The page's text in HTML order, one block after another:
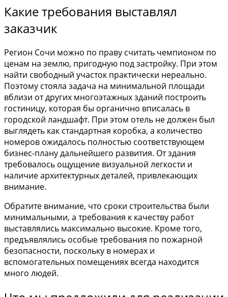
Какие требования выставлял
заказчик
Регион Сочи можно по праву считать чемпионом по
ценам на землю, пригодную под застройку. При этом
найти свободный участок практически нереально.
Поэтому стояла задача на минимальной площади
вблизи от других многоэтажных зданий построить
гостиницу, которая бы органично вписалась в
городской ландшафт. При этом отель не должен был
выглядеть как стандартная коробка, а количество
номеров ожидалось полностью соответствующем
бизнес-плану дальнейшего развития. От здания
требовалось ощущение визуальной легкости и
наличие архитектурных деталей, привлекающих
внимание.
Обратите внимание, что сроки строительства были
минимальными, а требования к качеству работ
выставлялись максимально высокие. Кроме того,
предъявлялись особые требования по пожарной
безопасности, поскольку в номерах и
вспомогательных помещениях всегда находится
много людей.